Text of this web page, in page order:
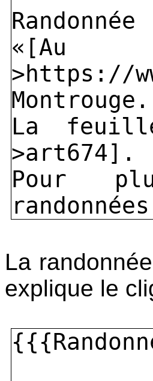
Montrouge.
La
>art674].
Pour
La
explique le